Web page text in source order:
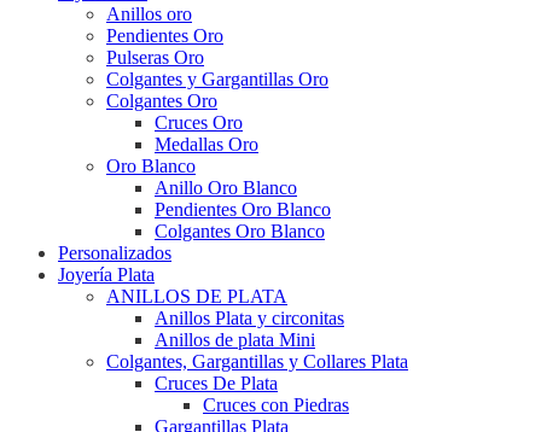
Anillos oro
Pendientes Oro
Pulseras Oro
Colgantes y Gargantillas Oro
Colgantes Oro
Cruces Oro
Medallas Oro
Oro Blanco
Anillo Oro Blanco
Pendientes Oro Blanco
Colgantes Oro Blanco
Personalizados
Joyería Plata
ANILLOS DE PLATA
Anillos Plata y circonitas
Anillos de plata Mini
Colgantes, Gargantillas y Collares Plata
Cruces De Plata
Cruces con Piedras
Gargantillas Plata